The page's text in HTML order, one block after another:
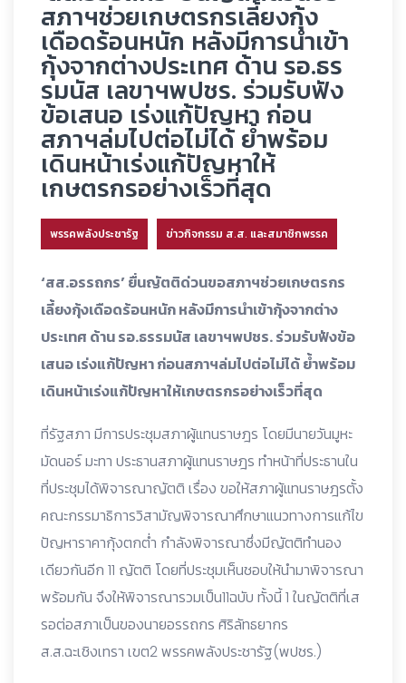
สภาฯช่วยเกษตรกรเลี้ยงกุ้ง
เดือดร้อนหนัก หลังมีการนำเข้า
กุ้งจากต่างประเทศ ด้าน รอ.ธร
รมนัส เลขาฯพปชร. ร่วมรับฟัง
ข้อเสนอ เร่งแก้ปัญหา ก่อน
สภาฯล่มไปต่อไม่ได้ ย้ำพร้อม
เดินหน้าเร่งแก้ปัญหาให้
เกษตรกรอย่างเร็วที่สุด
พรรคพลังประชารัฐ ข่าวกิจกรรม ส.ส. และสมาชิกพรรค
‘สส.อรรถกร’ ยื่นญัตติด่วนขอสภาฯช่วยเกษตรกร
เลี้ยงกุ้งเดือดร้อนหนัก หลังมีการนำเข้ากุ้งจากต่าง
ประเทศ ด้าน รอ.ธรรมนัส เลขาฯพปชร. ร่วมรับฟังข้อ
เสนอ เร่งแก้ปัญหา ก่อนสภาฯล่มไปต่อไม่ได้ ย้ำพร้อม
เดินหน้าเร่งแก้ปัญหาให้เกษตรกรอย่างเร็วที่สุด
ที่รัฐสภา มีการประชุมสภาผู้แทนราษฎร โดยมีนายวันมูหะ
มัดนอร์ มะทา ประธานสภาผู้แทนราษฎร ทำหน้าที่ประธานใน
ที่ประชุมได้พิจารณาญัตติ เรื่อง ขอให้สภาผู้แทนราษฎรตั้ง
คณะกรรมาธิการวิสามัญพิจารณาศึกษาแนวทางการแก้ไข
ปัญหาราคากุ้งตกต่ำ กำลังพิจารณาซึ่งมีญัตติทำนอง
เดียวกันอีก 11 ญัตติ โดยที่ประชุมเห็นชอบให้นำมาพิจารณา
พร้อมกัน จึงให้พิจารณารวมเป็น11ฉบับ ทั้งนี้ 1 ในญัตติที่เส
รอต่อสภาเป็นของนายอรรถกร ศิริลัทธยากร
ส.ส.ฉะเชิงเทรา เขต2 พรรคพลังประชารัฐ(พปชร.)